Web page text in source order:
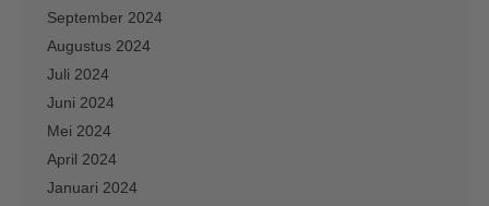
September 2024
Augustus 2024
Juli 2024
Juni 2024
Mei 2024
April 2024
Januari 2024